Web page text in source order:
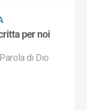
per noi
di Dio